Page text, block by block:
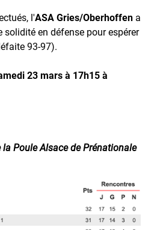
l'ASA Gries/Oberhoffen a
solidité en défense pour espérer
93-97).
23 mars à 17h15 à
Poule Alsace de Prénationale